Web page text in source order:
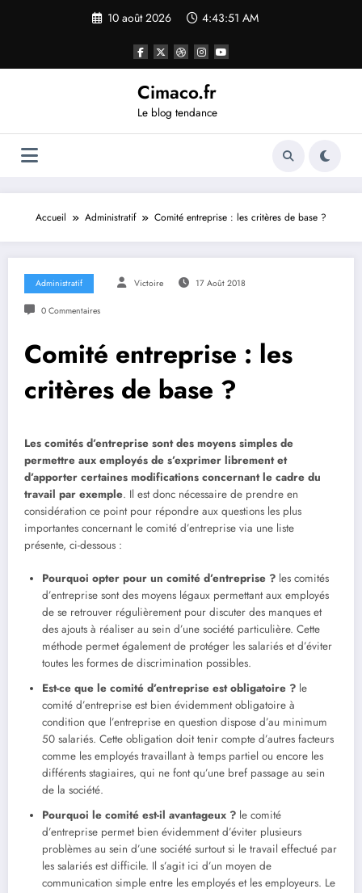
10 août 2026 4:43:52 AM
Cimaco.fr
Le blog tendance
Accueil Administratif Comité entreprise : les critères de base ?
Administratif Victoire 17 Août 2018
0 Commentaires
Comité entreprise : les
critères de base ?
Les comités d’entreprise sont des moyens simples de
permettre aux employés de s’exprimer librement et
d’apporter certaines modifications concernant le cadre du
travail par exemple. Il est donc nécessaire de prendre en
considération ce point pour répondre aux questions les plus
importantes concernant le comité d’entreprise via une liste
présente, ci-dessous :
Pourquoi opter pour un comité d’entreprise ? les comités
d’entreprise sont des moyens légaux permettant aux employés
de se retrouver régulièrement pour discuter des manques et
des ajouts à réaliser au sein d’une société particulière. Cette
méthode permet également de protéger les salariés et d’éviter
toutes les formes de discrimination possibles.
Est-ce que le comité d’entreprise est obligatoire ? le
comité d’entreprise est bien évidemment obligatoire à
condition que l’entreprise en question dispose d’au minimum
50 salariés. Cette obligation doit tenir compte d’autres facteurs
comme les employés travaillant à temps partiel ou encore les
différents stagiaires, qui ne font qu’une bref passage au sein
de la société.
Pourquoi le comité est-il avantageux ? le comité
d’entreprise permet bien évidemment d’éviter plusieurs
problèmes au sein d’une société surtout si le travail effectué par
les salariés est difficile. Il s’agit ici d’un moyen de
communication simple entre les employés et les employeurs. Le